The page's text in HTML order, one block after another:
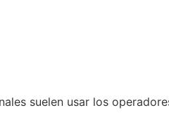
suelen usar los